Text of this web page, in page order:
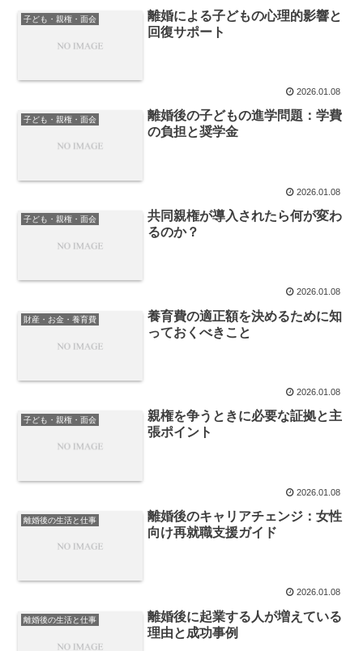
子ども・親権・面会
離婚による子どもの心理的影響と
回復サポート
2026.01.08
子ども・親権・面会
離婚後の子どもの進学問題：学費
の負担と奨学金
2026.01.08
子ども・親権・面会
共同親権が導入されたら何が変わ
るのか？
2026.01.08
財産・お金・養育費
養育費の適正額を決めるために知
っておくべきこと
2026.01.08
子ども・親権・面会
親権を争うときに必要な証拠と主
張ポイント
2026.01.08
離婚後の生活と仕事
離婚後のキャリアチェンジ：女性
向け再就職支援ガイド
2026.01.08
離婚後の生活と仕事
離婚後に起業する人が増えている
理由と成功事例